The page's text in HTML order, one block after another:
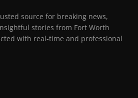
source for breaking news,
stories from Fort Worth
with real-time and professional